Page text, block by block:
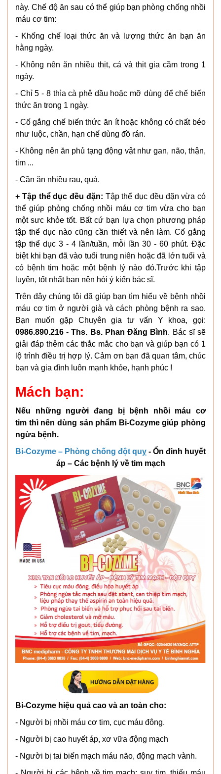
này. Chế độ ăn sau có thể giúp bạn phòng chống nhồi
máu cơ tim:
- Khống chế loại thức ăn và lượng thức ăn bạn ăn
hằng ngày.
- Không nên ăn nhiều thịt, cá và thịt gia cầm trong 1
ngày.
- Chỉ 5 - 8 thìa cà phê dầu hoặc mỡ dùng để chế biến
thức ăn trong 1 ngày.
- Cố gắng chế biến thức ăn ít hoặc không có chất béo
như luộc, chần, hạn chế dùng đồ rán.
- Không nên ăn phủ tạng động vật như gan, não, thận,
tim ...
- Cần ăn nhiều rau, quả.
+ Tập thể dục đều đặn: Tập thể dục đều đặn vừa có
thể giúp phòng chống nhồi máu cơ tim vừa cho bạn
một sưc khỏe tốt. Bất cứ bạn lựa chọn phương pháp
tập thể dục nào cũng cần thiết và nên làm. Cố gắng
tập thể dục 3 - 4 lần/tuần, mỗi lần 30 - 60 phút. Đặc
biệt khi bạn đã vào tuổi trung niên hoặc đã lớn tuổi và
có bệnh tim hoặc một bệnh lý nào đó.Trước khi tập
luyện, tốt nhất bạn nên hỏi ý kiến bác sĩ.
Trên đây chúng tôi đã giúp bạn tìm hiểu về bệnh nhồi
máu cơ tim ở người già và cách phòng bệnh ra sao.
Bạn muốn gặp Chuyên gia tư vấn Y khoa, gọi:
0986.890.216 - Ths. Bs. Phan Đăng Bình. Bác sĩ sẽ
giải đáp thêm các thắc mắc cho bạn và giúp bạn có 1
lộ trình điều trị hợp lý. Cảm ơn bạn đã quan tâm, chúc
bạn và gia đình luôn mạnh khỏe, hạnh phúc !
Mách bạn:
Nếu những người đang bị bệnh nhồi máu cơ
tim thì nên dùng sản phẩm Bi-Cozyme giúp phòng
ngừa bệnh.
Bi-Cozyme – Phòng chống đột quỵ - Ổn đinh huyết
áp – Các bệnh lý về tim mạch
Bi-Cozyme hiệu quả cao và an toàn cho:
- Người bị nhồi máu cơ tim, cục máu đông.
- Người bị cao huyết áp, xơ vữa động mạch
- Người bị tai biến mạch máu não, động mạch vành.